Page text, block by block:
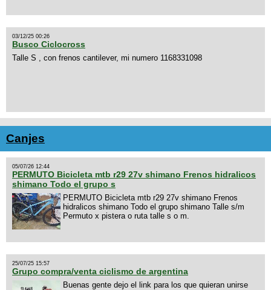
03/12/25 00:26
Busco Ciclocross
Talle S , con frenos cantilever, mi numero 1168331098
Canjes
05/07/26 12:44
PERMUTO Bicicleta mtb r29 27v shimano Frenos hidralicos
shimano Todo el grupo s
PERMUTO Bicicleta mtb r29 27v shimano Frenos
hidralicos shimano Todo el grupo shimano Talle s/m
Permuto x pistera o ruta talle s o m.
25/07/25 15:57
Grupo compra/venta ciclismo de argentina
Buenas gente dejo el link para los que quieran unirse